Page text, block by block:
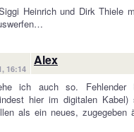
Heinrich und Dirk Thiele
16:14
Alex
ich auch so. Fehlender
hier im digitalen Kabel)
als ein neues,